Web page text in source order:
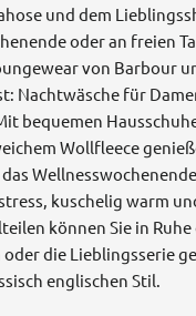
und dem
oder an freien
von Barbour
Nachtwäsche für
bequemen
Wollfleece
kuschelig warm
können Sie in
die Lieblingsserie
englischen Stil.